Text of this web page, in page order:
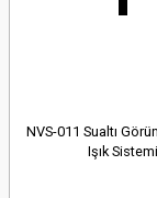
NVS-011 Sualtı
Işık Sistemi